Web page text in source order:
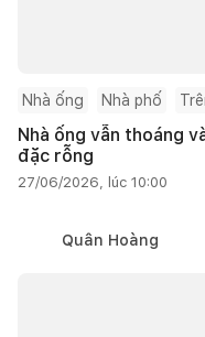
Nhà ống Nhà phố
Nhà ống vẫn thoáng
đặc rỗng
27/06/2026, lúc 10:00
Quân Hoàng